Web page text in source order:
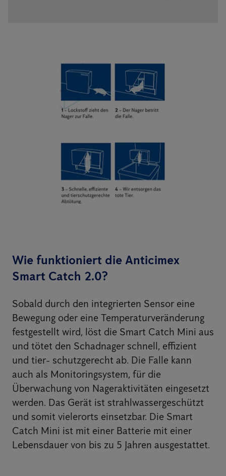
Wie funktioniert die Anticimex
Smart Catch 2.0?
Sobald durch den integrierten Sensor eine
Bewegung oder eine Temperaturveränderung
festgestellt wird, löst die Smart Catch Mini aus
und tötet den Schadnager schnell, effizient
und tier- schutzgerecht ab. Die Falle kann
auch als Monitoringsystem, für die
Überwachung von Nageraktivitäten eingesetzt
werden. Das Gerät ist strahlwassergeschützt
und somit vielerorts einsetzbar. Die Smart
Catch Mini ist mit einer Batterie mit einer
Lebensdauer von bis zu 5 Jahren ausgestattet.